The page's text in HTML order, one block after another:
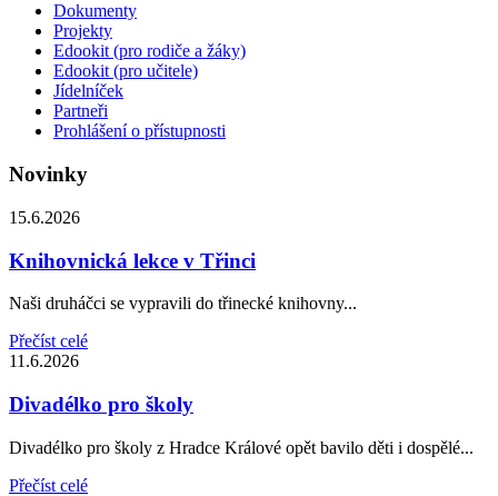
Dokumenty
Projekty
Edookit (pro rodiče a žáky)
Edookit (pro učitele)
Jídelníček
Partneři
Prohlášení o přístupnosti
Novinky
15.6.2026
Knihovnická lekce v Třinci
Naši druháčci se vypravili do třinecké knihovny...
Přečíst celé
11.6.2026
Divadélko pro školy
Divadélko pro školy z Hradce Králové opět bavilo děti i dospělé...
Přečíst celé